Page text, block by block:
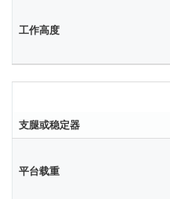
工作高度
支腿或稳定器
平台载重